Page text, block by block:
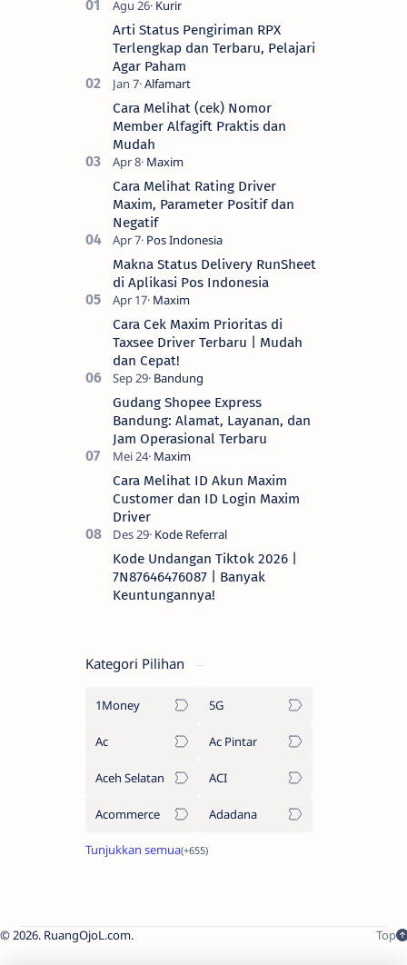
Arti Status Pengiriman RPX
Terlengkap dan Terbaru, Pelajari
Agar Paham
Cara Melihat (cek) Nomor
Member Alfagift Praktis dan
Mudah
Cara Melihat Rating Driver
Maxim, Parameter Positif dan
Negatif
Makna Status Delivery RunSheet
di Aplikasi Pos Indonesia
Cara Cek Maxim Prioritas di
Taxsee Driver Terbaru | Mudah
dan Cepat!
Gudang Shopee Express
Bandung: Alamat, Layanan, dan
Jam Operasional Terbaru
Cara Melihat ID Akun Maxim
Customer dan ID Login Maxim
Driver
Kode Undangan Tiktok 2026 |
7N87646476087 | Banyak
Keuntungannya!
Kategori Pilihan
1Money 5G
Ac Ac Pintar
Aceh Selatan ACI
Acommerce Adadana
2026. RuangOjoL.com.